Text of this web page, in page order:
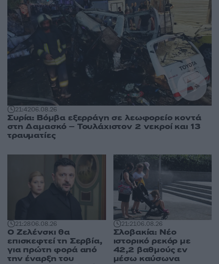
21:4206.08.26
Συρία: Βόμβα εξερράγη σε λεωφορείο κοντά
στη Δαμασκό – Τουλάχιστον 2 νεκροί και 13
τραυματίες
21:2806.08.26
Ο Ζελένσκι θα
επισκεφτεί τη Σερβία,
για πρώτη φορά από
την έναρξη του
21:2106.08.26
Σλοβακία: Νέο
ιστορικό ρεκόρ με
42,2 βαθμούς εν
μέσω καύσωνα